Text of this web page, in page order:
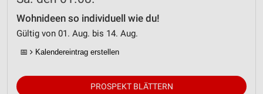
Wohnideen so individuell wie du!
Gültig von 01. Aug. bis 14. Aug.
📅 Kalendereintrag erstellen
PROSPEKT BLÄTTERN